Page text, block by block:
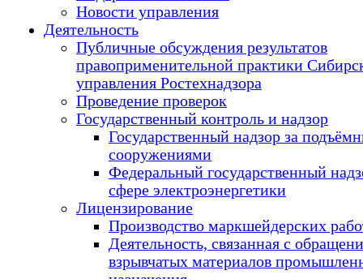
Новости управления
Деятельность
Публичные обсуждения результатов
правоприменительной практики
управления Ростехнадзора
Проведение проверок
Государственный контроль и надзор
Государственный надзор за
сооружениями
Федеральный государственный
сфере электроэнергетики
Лицензирование
Производство маркшейдерских
Деятельность, связанная с
взрывчатых материалов